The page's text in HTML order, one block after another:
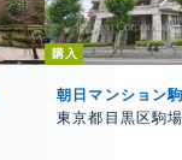
購入
朝日マンション
東京都目黒区駒